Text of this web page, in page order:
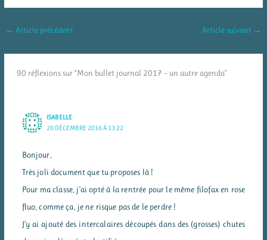
← Article précédent Article suivant →
90 réflexions sur “Mon bullet journal 2017 – un autre agenda”
ISABELLE
20 DÉCEMBRE 2016 À 13:22
Bonjour,
Très joli document que tu proposes là !
Pour ma classe, j’ai opté à la rentrée pour le même filofax en rose
fluo, comme ça, je ne risque pas de le perdre !
J’y ai ajouté des intercalaires découpés dans des (grosses) chutes